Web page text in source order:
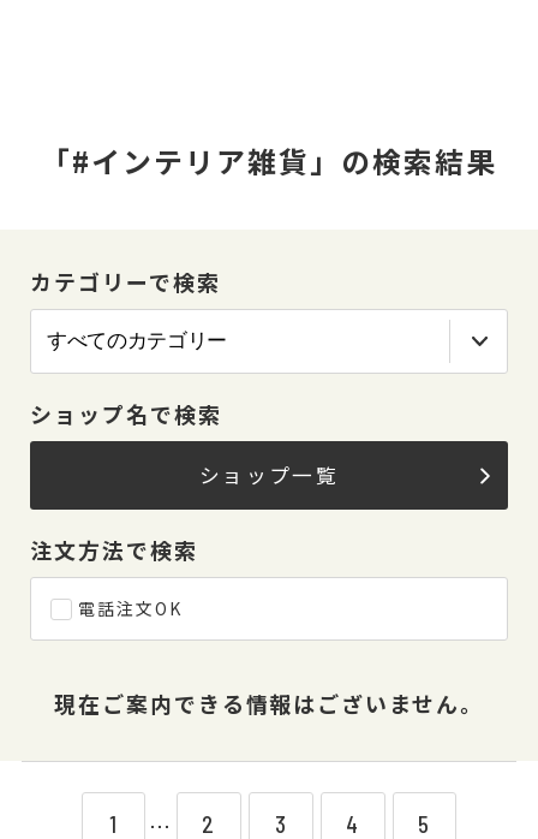
「#インテリア雑貨」の検索結果
カテゴリーで検索
ショップ名で検索
ショップ一覧
注文方法で検索
電話注文OK
現在ご案内できる情報はございません。
1 ⋯ 2 3 4 5